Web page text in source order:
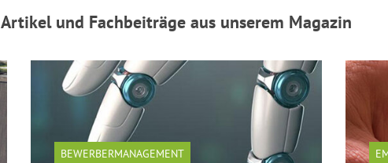
Artikel und Fachbeiträge aus unserem Magazin
BEWERBERMANAGEMENT